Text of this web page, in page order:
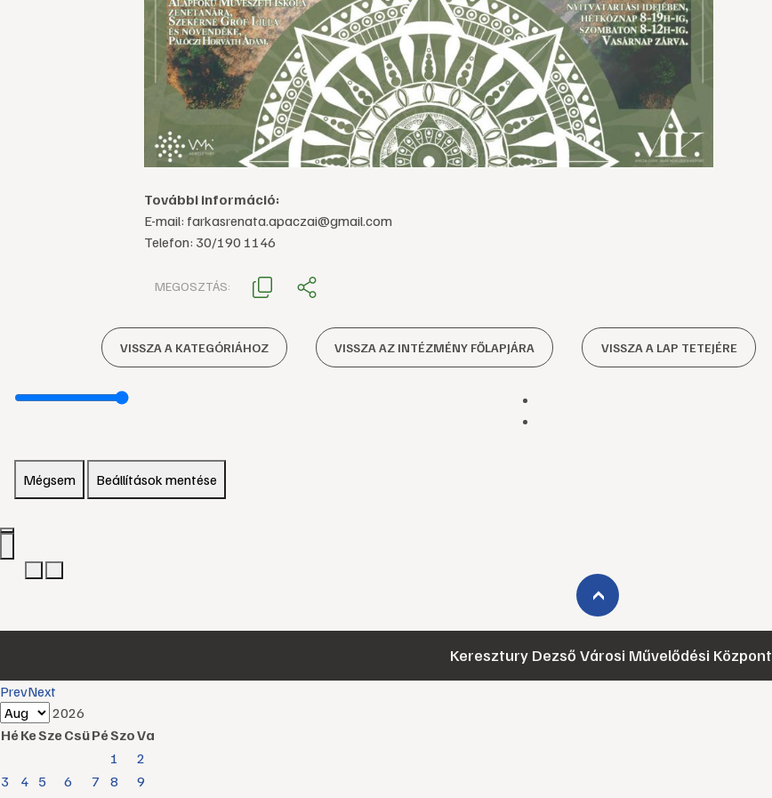
További információ:
E-mail: farkasrenata.apaczai@gmail.com
Telefon: 30/190 1146
MEGOSZTÁS:
VISSZA A KATEGÓRIÁHOZ VISSZA AZ INTÉZMÉNY FŐLAPJÁRA VISSZA A LAP TETEJÉRE
Mégsem Beállítások mentése
›
Keresztury Dezső Városi Művelődési Központ
PrevNext
2026
HéKeSzeCsüPéSzoVa
1
2
3
4 5 6 7 8
9